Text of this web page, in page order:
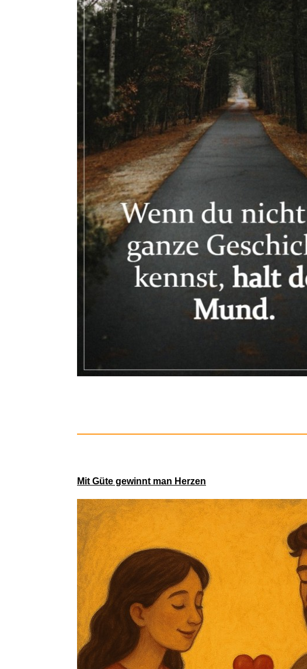
e-plus Prepaid
Neon Schild für
Mit Güte gewinnt man Herzen